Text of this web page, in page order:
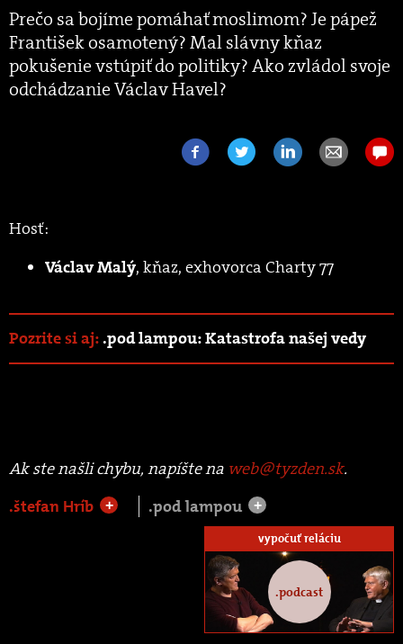
Prečo sa bojíme pomáhať moslimom? Je pápež
František osamotený? Mal slávny kňaz
pokušenie vstúpiť do politiky? Ako zvládol svoje
odchádzanie Václav Havel?
Hosť:
Václav Malý, kňaz, exhovorca Charty 77
Pozrite si aj:.pod lampou: Katastrofa našej vedy
Ak ste našli chybu, napíšte na web@tyzden.sk.
.štefan Hríb
+ .pod lampou +
vypočuť reláciu
.podcast